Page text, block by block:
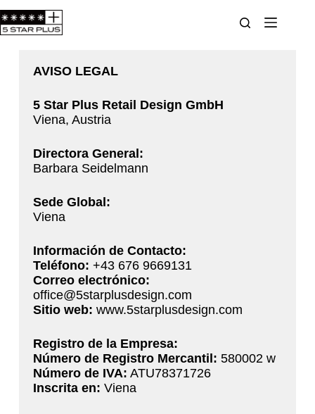
AVISO LEGAL
5 Star Plus Retail Design GmbH
Viena, Austria
Directora General:
Barbara Seidelmann
Sede Global:
Viena
Información de Contacto:
Teléfono: +43 676 9669131
Correo electrónico:
office@5starplusdesign.com
Sitio web: www.5starplusdesign.com
Registro de la Empresa:
Número de Registro Mercantil: 580002 w
Número de IVA: ATU78371726
Inscrita en: Viena